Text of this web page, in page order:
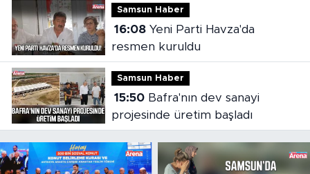
Samsun Haber
16:08Yeni Parti Havza'da
resmen kuruldu
Samsun Haber
15:50Bafra'nın dev sanayi
projesinde üretim başladı